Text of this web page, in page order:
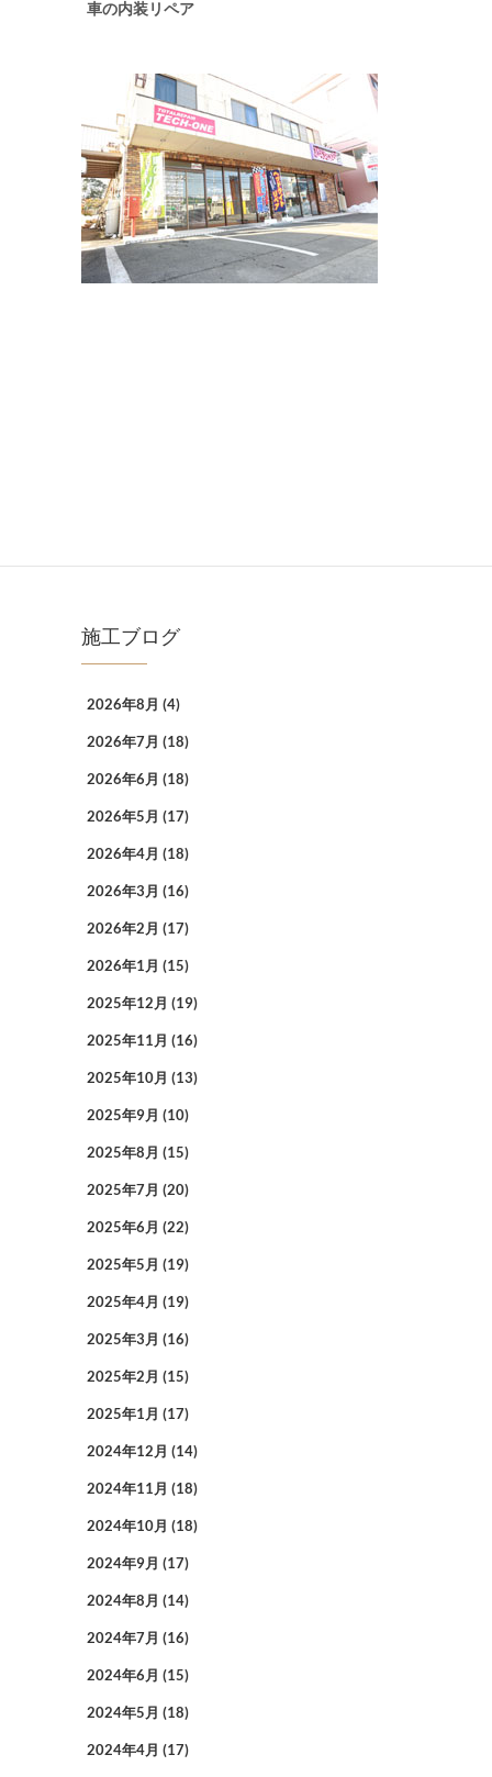
車の内装リペア
施工ブログ
2026年8月 (4)
2026年7月 (18)
2026年6月 (18)
2026年5月 (17)
2026年4月 (18)
2026年3月 (16)
2026年2月 (17)
2026年1月 (15)
2025年12月 (19)
2025年11月 (16)
2025年10月 (13)
2025年9月 (10)
2025年8月 (15)
2025年7月 (20)
2025年6月 (22)
2025年5月 (19)
2025年4月 (19)
2025年3月 (16)
2025年2月 (15)
2025年1月 (17)
2024年12月 (14)
2024年11月 (18)
2024年10月 (18)
2024年9月 (17)
2024年8月 (14)
2024年7月 (16)
2024年6月 (15)
2024年5月 (18)
2024年4月 (17)